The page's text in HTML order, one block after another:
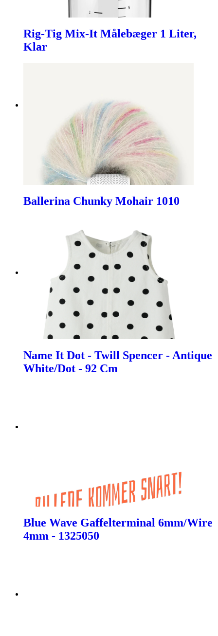
Rig-Tig Mix-It Målebæger 1 Liter,
Klar
Ballerina Chunky Mohair 1010
Name It Dot - Twill Spencer - Antique
White/Dot - 92 Cm
Blue Wave Gaffelterminal 6mm/Wire
4mm - 1325050